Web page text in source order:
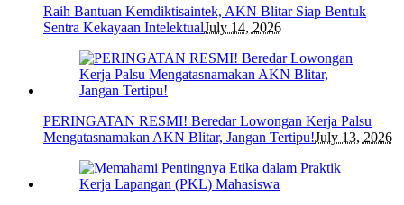
Raih Bantuan Kemdiktisaintek, AKN Blitar Siap Bentuk
Sentra Kekayaan IntelektualJuly 14, 2026
PERINGATAN RESMI! Beredar Lowongan Kerja Palsu
Mengatasnamakan AKN Blitar, Jangan Tertipu!July 13, 2026